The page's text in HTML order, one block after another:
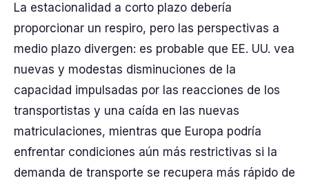
La estacionalidad a corto plazo debería
proporcionar un respiro, pero las perspectivas a
medio plazo divergen: es probable que EE. UU. vea
nuevas y modestas disminuciones de la
capacidad impulsadas por las reacciones de los
transportistas y una caída en las nuevas
matriculaciones, mientras que Europa podría
enfrentar condiciones aún más restrictivas si la
demanda de transporte se recupera más rápido de